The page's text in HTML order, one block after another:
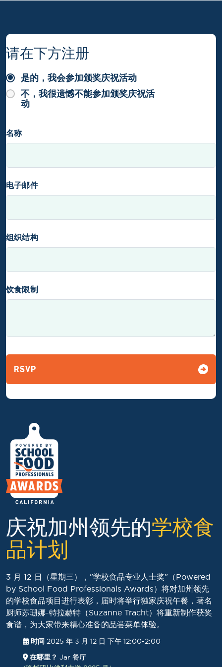
庆祝加州领先的学校食
品计划
3 月 12 日（星期三），"学校食品专业人士奖"（Powered
by School Food Professionals Awards）将对加州领先
的学校食品项目进行表彰，届时将举行独家庆祝午餐，著名
厨师苏珊娜-特拉赫特（Suzanne Tracht）将重新制作获奖
食谱，为大家带来精心准备的品尝菜单体验。
时间2025 年 3 月 12 日 下午 12:00-2:00
在哪里？Jar 餐厅
请在下方注册
是的，我会参加颁奖庆祝活动
不，我很遗憾不能参加颁奖庆祝活
动
名称
电子邮件
组织结构
饮食限制